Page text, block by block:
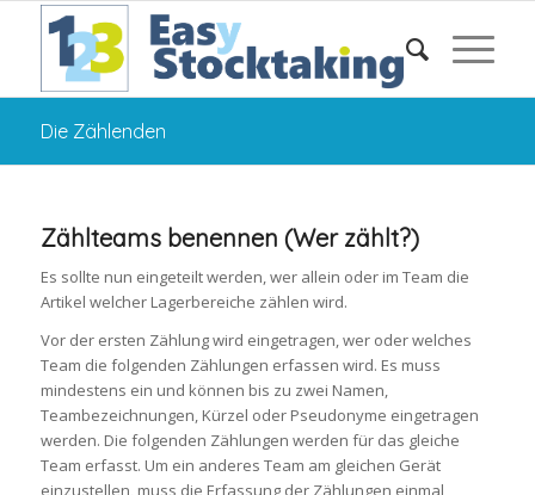
Die Zählenden
Zählteams benennen (Wer zählt?)
Es sollte nun eingeteilt werden, wer allein oder im Team die
Artikel welcher Lagerbereiche zählen wird.
Vor der ersten Zählung wird eingetragen, wer oder welches
Team die folgenden Zählungen erfassen wird. Es muss
mindestens ein und können bis zu zwei Namen,
Teambezeichnungen, Kürzel oder Pseudonyme eingetragen
werden. Die folgenden Zählungen werden für das gleiche
Team erfasst. Um ein anderes Team am gleichen Gerät
einzustellen, muss die Erfassung der Zählungen einmal